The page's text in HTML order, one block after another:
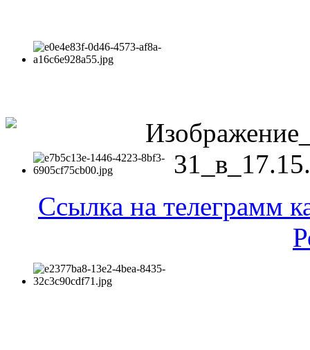
Ссылка на телеграмм